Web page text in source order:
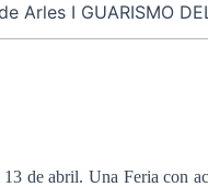
Arles I GUARISMO
de abril. Una Feria